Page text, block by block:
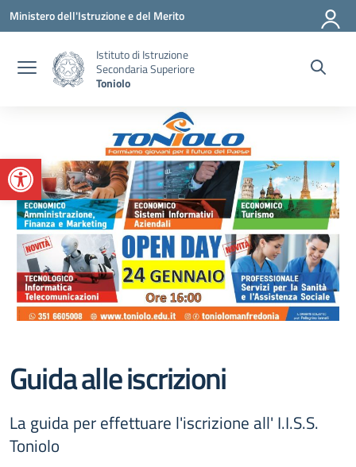
Apri la barra degli strumenti
Vai ai contenuti
Vai al menu di navigazione
Vai al footer
Ministero dell'Istruzione e del Merito
Istituto di Istruzione
Secondaria Superiore
Toniolo
Guida alle iscrizioni
La guida per effettuare l'iscrizione all' I.I.S.S.
Toniolo